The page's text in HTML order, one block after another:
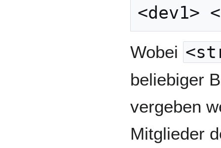
<dev1>
Wobei
beliebiger
vergeben
Mitglieder